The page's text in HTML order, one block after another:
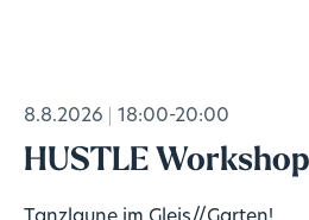
8.8.2026 18:00-20:00
HUSTLE